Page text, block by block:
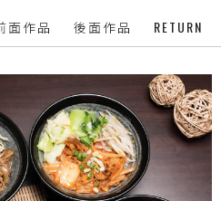
面作品 後面作品 RETURN